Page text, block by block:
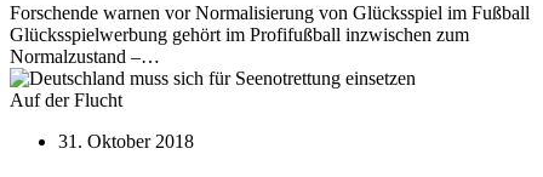
Forschende warnen vor Normalisierung von Glücksspiel im Fußball
Glücksspielwerbung gehört im Profifußball inzwischen zum
Normalzustand –…
Auf der Flucht
31. Oktober 2018